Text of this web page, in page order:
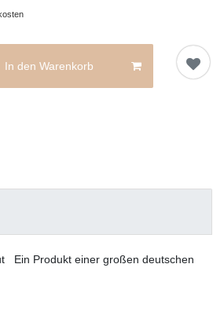
In den Warenkorb
Ein Produkt einer großen deutschen